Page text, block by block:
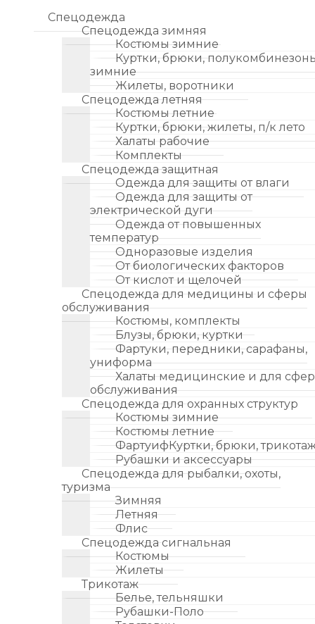
Спецодежда
Спецодежда зимняя
Костюмы зимние
Куртки, брюки,
зимние
Жилеты, воротники
Спецодежда летняя
Костюмы летние
Куртки, брюки, жилеты, п/к лето
Халаты рабочие
Комплекты
Спецодежда защитная
Одежда для защиты от влаги
Одежда для защиты от
электрической дуги
Одежда от повышенных
температур
Одноразовые изделия
От биологических факторов
От кислот и щелочей
Спецодежда для медицины и сферы
обслуживания
Костюмы, комплекты
Блузы, брюки, куртки
Фартуки, передники, сарафаны,
униформа
Халаты медицинские и для
обслуживания
Спецодежда для охранных структур
Костюмы зимние
Костюмы летние
ФартуифКуртки, брюки,
Рубашки и аксессуары
Спецодежда для рыбалки, охоты,
туризма
Зимняя
Летняя
Флис
Спецодежда сигнальная
Костюмы
Жилеты
Трикотаж
Белье, тельняшки
Рубашки-Поло